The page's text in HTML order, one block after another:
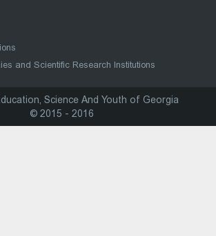
and Scientific Research Institutions
Science And Youth of Georgia
© 2015 - 2016